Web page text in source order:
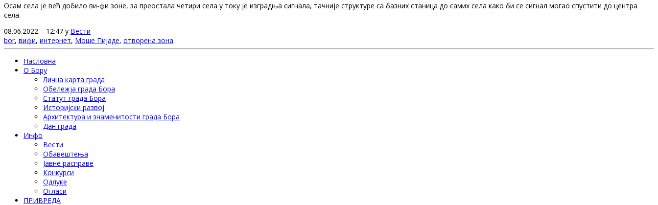
Осам села је већ добило ви-фи зоне, за преостала четири села у току је изградња сигнала, тачније структуре са базних станица до самих села како би се сигнал могао спустити до центра
села.
08.06.2022. - 12:47 у Вести
bor, вифи, интернет, Моше Пијаде, отворена зона
Насловна
О Бору
Лична карта града
Обележја града Бора
Статут града Бора
Историјски развој
Архитектура и знаменитости града Бора
Дан града
Инфо
Вести
Обавештења
Јавне расправе
Конкурси
Одлуке
Огласи
ПРИВРЕДА